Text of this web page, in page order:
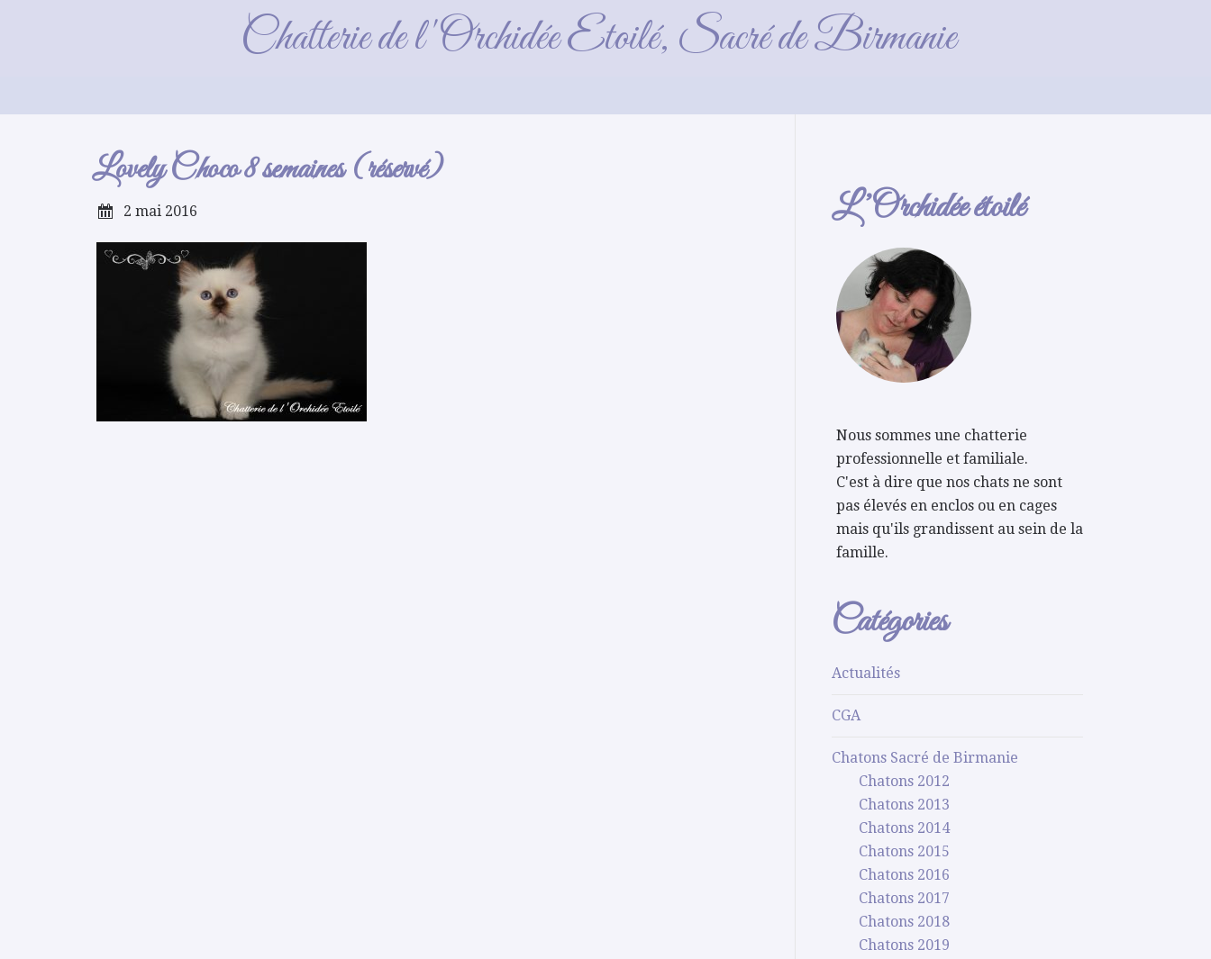
Chatterie de l'Orchidée Etoilé, Sacré de Birmanie
Lovely Choco 8 semaines (réservé)
Lovely Choco 8 semaines (réservé)
2 mai 2016 L’Orchidée étoilé
Nous sommes une chatterie
professionnelle et familiale.
C'est à dire que nos chats ne sont
pas élevés en enclos ou en cages
mais qu'ils grandissent au sein de la
famille.
Catégories
Actualités
CGA
Chatons Sacré de Birmanie
Chatons 2012
Chatons 2013
Chatons 2014
Chatons 2015
Chatons 2016
Chatons 2017
Chatons 2018
Chatons 2019